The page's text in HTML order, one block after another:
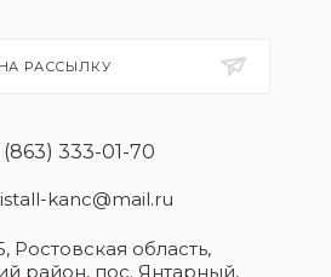
РАССЫЛКУ
(863) 333-01-70
kanc@mail.ru
Ростовская область​,
район, пос. Янтарный,